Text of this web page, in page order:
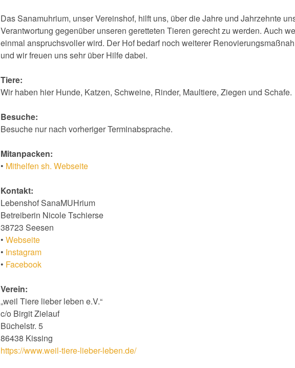
Das Sanamuhrium, unser Vereinshof, hilft uns, über die Jahre und Jahrzehnte
Verantwortung gegenüber unseren geretteten Tieren gerecht zu werden. Auch
einmal anspruchsvoller wird. Der Hof bedarf noch weiterer
und wir freuen uns sehr über Hilfe dabei.
Tiere:
Wir haben hier Hunde, Katzen, Schweine, Rinder, Maultiere, Ziegen und Schafe.
Besuche:
Besuche nur nach vorheriger Terminabsprache.
Mitanpacken:
• Mithelfen sh. Webseite
Kontakt:
Lebenshof SanaMUHrium
Betreiberin Nicole Tschierse
38723 Seesen
•Webseite
• Instagram
• Facebook
Verein:
„weil Tiere lieber leben e.V.“
c/o Birgit Zielauf
Büchelstr. 5
86438 Kissing
https://www.weil-tiere-lieber-leben.de/